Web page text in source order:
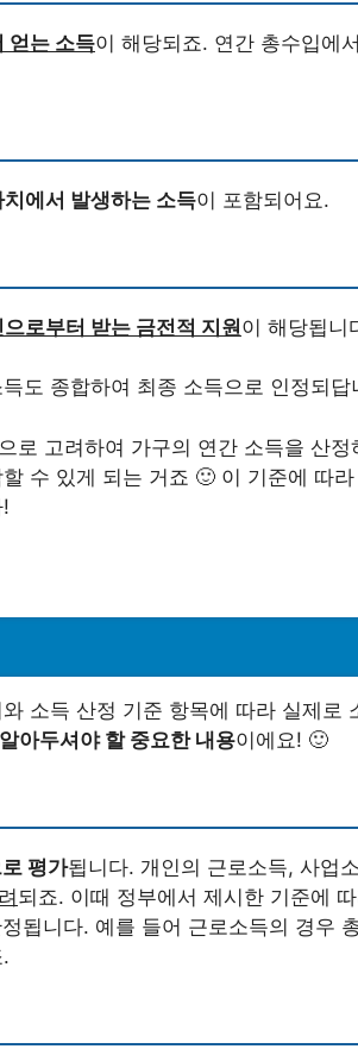
얻는 소득이 해당되죠. 연간 총수입에
에서 발생하는 소득이 포함되어요.
로부터 받는 금전적 지원이 해당됩니
도 종합하여 최종 소득으로 인정되답
로 고려하여 가구의 연간 소득을 산
수 있게 되는 거죠 🙂 이 기준에 따
소득 산정 기준 항목에 따라 실제로
아두셔야 할 중요한 내용이에요! 🙂
평가됩니다. 개인의 근로소득, 사업
되죠. 이때 정부에서 제시한 기준에
됩니다. 예를 들어 근로소득의 경우